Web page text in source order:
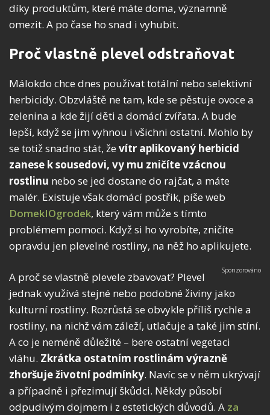
díky produktům, které máte doma, významně
omezit. A po čase ho snad i vyhubit.
Proč vlastně plevel odstraňovat
Málokdo chce dnes používat totální nebo selektivní
herbicidy. Obzvláště ne tam, kde se pěstuje ovoce a
zelenina a kde žijí děti a domácí zvířata. A bude
lepší, když se jim vyhnou i všichni ostatní. Mohlo by
se totiž snadno stát, že vítr aplikovaný herbicid
zanese k sousedovi, vy mu zničíte vzácnou
rostlinu nebo se jed dostane do rajčat, a máte
malér. Existuje však domácí postřik, píše web
DomekIOgrodek, který vám může s tímto
problémem pomoci. Když si ho vyrobíte, zničíte
opravdu jen plevelné rostliny, na něž ho aplikujete.
A proč se vlastně plevele zbavovat? Plevel
jednak využívá stejné nebo podobné živiny jako
kulturní rostliny. Rozrůstá se obvykle příliš rychle a
rostliny, na nichž vám záleží, utlačuje a také jim stíní.
A co je neméně důležité – bere ostatní vegetaci
vláhu. Zkrátka ostatním rostlinám výrazně
zhoršuje životní podmínky. Navíc se v něm ukrývají
a případně i přezimují škůdci. Někdy působí
odpudivým dojmem i z estetických důvodů. A za